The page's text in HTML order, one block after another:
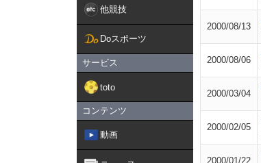
他競技
Doスポーツ
サービス
toto
コンテンツ
動画
2000/08/13
2000/08/06
2000/03/04
2000/02/05
2000/01/22